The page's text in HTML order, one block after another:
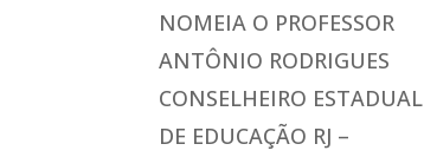
NOMEIA O PROFESSOR
ANTÔNIO RODRIGUES
CONSELHEIRO ESTADUAL
DE EDUCAÇÃO RJ –